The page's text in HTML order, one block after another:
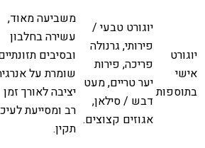
יוגורט
אישי
בתוספות
יוגורט טבעי /
פירותי, גרנולה
פריכה, פירות
יער טריים, מעט
דבש / סילאן,
אגוזים קצוצים.
משביעה מאוד,
עשירה בחלבון
ובסיבים
שומרת על
יציבה לאורך זמן
רב ומסייעת
תקין.